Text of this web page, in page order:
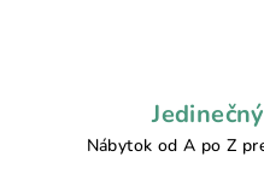
Nábytok od A po Z